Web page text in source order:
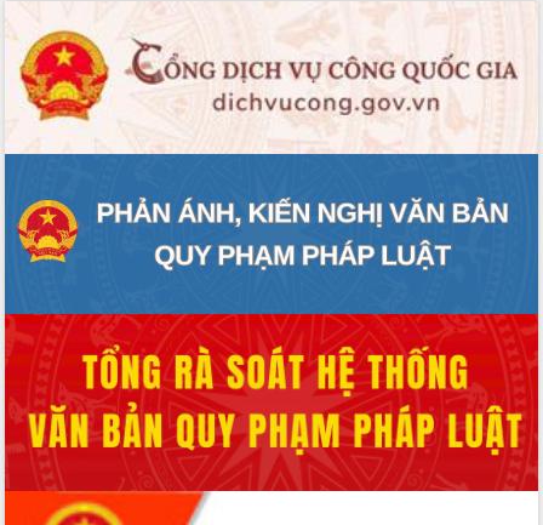
Phát động chiến dịch 30 ngày đêm
giải phóng mặt bằng Tuyến đường bộ
ven biển
Đắk Lắk nỗ lực thúc đẩy tăng trưởng
kinh tế từ 10% trở lên trong Quý
II/2026
chuyển đổi số giai đoạn 2026 – 2030
với Tập đoàn Bưu chính Viễn thông
Việt Nam
Thứ trưởng Bộ Y tế làm việc với tỉnh
cho trạm y tế cấp xã
Du lịch Đắk Lắk nâng tầm trải nghiệm
du khách thông qua Hệ thống cơ sở dữ
liệu và Bản đồ số
Tập huấn ứng dụng trí tuệ nhân tạo (AI)
trong thương mại điện tử năm 2026
Đoàn đại biểu Quốc hội tỉnh Đắk Lắk
trao đổi thông tin trước Kỳ họp thứ